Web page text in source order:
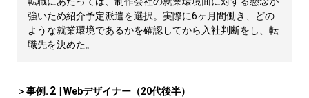
強いため紹介予定派遣を選択。実際に6ヶ月間働き、どの
ような就業環境であるかを確認してから入社判断をし、転
職先を決めた。
＞事例.2
| Webデザイナー（20代後半）